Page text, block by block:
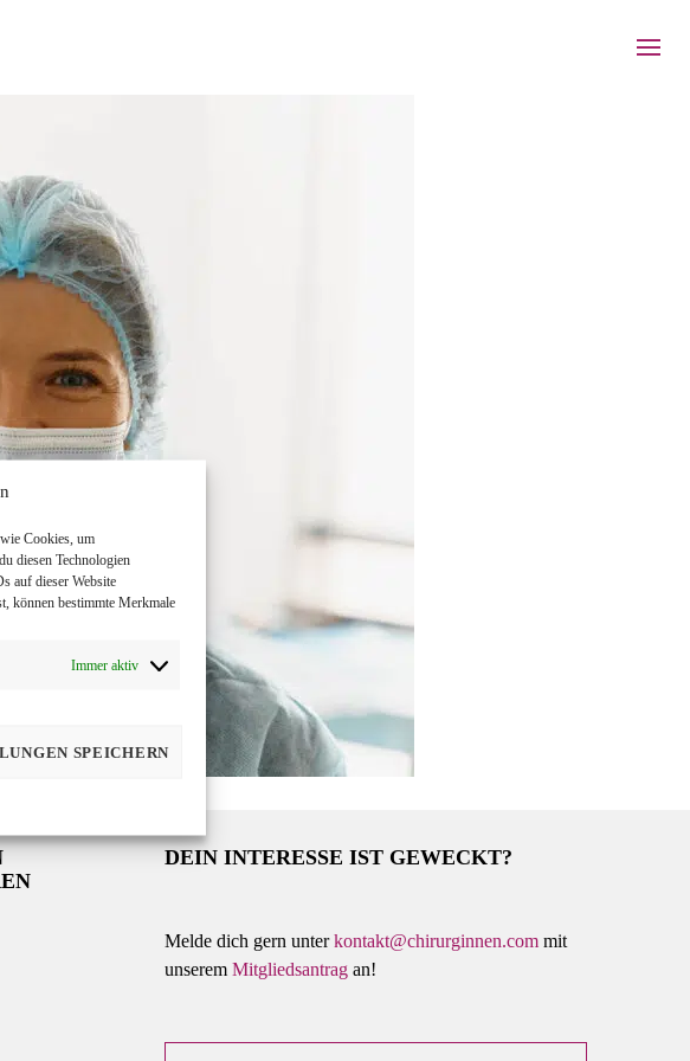
Cookies, um
diesen Technologien
auf dieser Website
können bestimmte Merkmale
Immer aktiv
SPEICHERN
DEIN INTERESSE IST GEWECKT?
Melde dich gern unterkontakt@chirurginnen.com mit
unseremMitgliedsantrag an!